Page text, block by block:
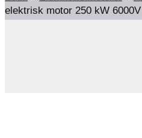
elektrisk motor 250 kW